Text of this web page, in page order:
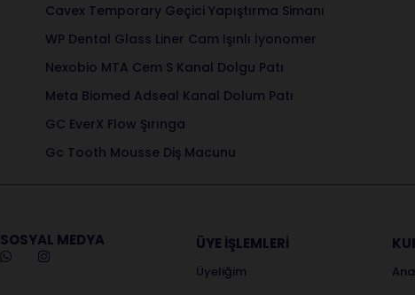
Cavex Temporary Geçici Yapıştırma Simanı
WP Dental Glass Liner Cam Işınlı İyonomer
Nexobio MTA Cem S Kanal Dolgu Patı
Meta Biomed Adseal Kanal Dolum Patı
GC EverX Flow Şırınga
Gc Tooth Mousse Diş Macunu
SOSYAL MEDYA ÜYE İŞLEMLERİ
Üyeliğim